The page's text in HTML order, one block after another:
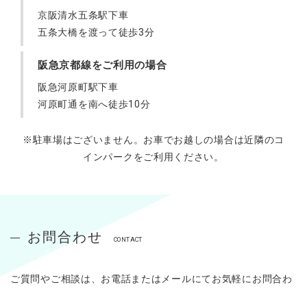
京阪清水五条駅下車
五条大橋を渡って徒歩3分
阪急京都線をご利用の場合
阪急河原町駅下車
河原町通を南へ徒歩10分
※駐車場はございません。お車でお越しの場合は近隣のコ
インパークをご利用ください。
お問合わせ CONTACT
ご質問やご相談は、お電話またはメールにてお気軽にお問合わ